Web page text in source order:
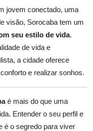
jovem conectado, uma
visão, Sorocaba tem um
seu estilo de vida.
de vida e
a cidade oferece
e realizar sonhos.
é mais do que uma
Entender o seu perfil e
é o segredo para viver